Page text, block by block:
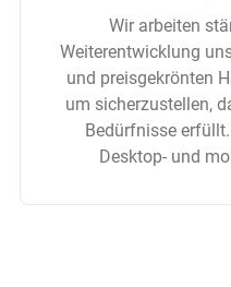
Wir arbeiten
Weiterentwicklung
und preisgekrönten
um sicherzustellen,
Bedürfnisse
Desktop- und